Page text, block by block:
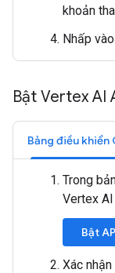
khoản
Nhấp vào
Bật Vertex AI
Trong
Vertex
Bật
Xác